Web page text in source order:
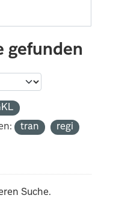
gefunden
tran regi
Suche.